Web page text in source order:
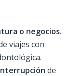
o negocios.
viajes con
de